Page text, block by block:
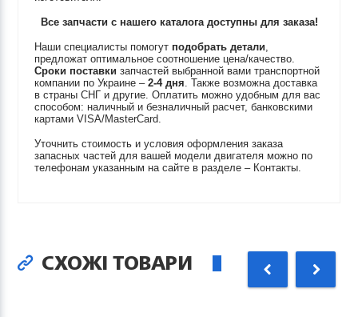
Все запчасти с нашего каталога доступны для заказа!
Наши специалисты помогут подобрать детали,
предложат оптимальное соотношение цена/качество.
Сроки поставки запчастей выбранной вами транспортной
компании по Украине –2-4 дня. Также возможна доставка
в страны СНГ и другие. Оплатить можно удобным для вас
способом: наличный и безналичный расчет, банковскими
картами VISA/MasterCard.
Уточнить стоимость и условия оформления заказа
запасных частей для вашей модели двигателя можно по
телефонам указанным на сайте в разделе – Контакты.
СХОЖІ ТОВАРИ